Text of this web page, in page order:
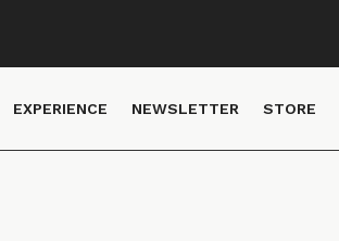
EXPERIENCE NEWSLETTER STORE